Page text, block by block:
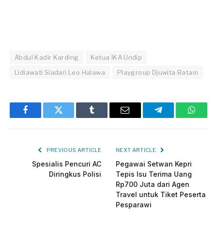
Abdul Kadir Karding
Ketua IKA Undip
Lidiawati Siadari Leo Halawa
Playgroup Djuwita Batam
FacebookTwitter Tumblr Email Telegram
PREVIOUS ARTICLE
Spesialis Pencuri AC
Diringkus Polisi
NEXT ARTICLE
Pegawai Setwan Kepri
Tepis Isu Terima Uang
Rp700 Juta dari Agen
Travel untuk Tiket Peserta
Pesparawi